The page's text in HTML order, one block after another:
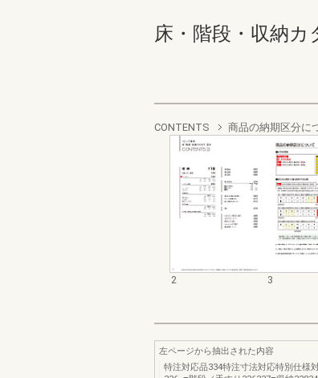
床・階段・収納カ
CONTENTS 商品の納期区分に
2 3
左ページから抽出された内容
特注対応品334特注寸法対応特別仕様